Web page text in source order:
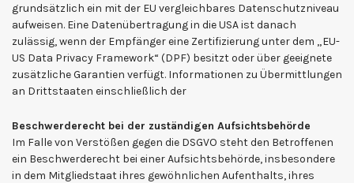
grundsätzlich ein mit der EU vergleichbares Datenschutzniveau
aufweisen. Eine Datenübertragung in die USA ist danach
zulässig, wenn der Empfänger eine Zertifizierung unter dem „EU-
US Data Privacy Framework“ (DPF) besitzt oder über geeignete
zusätzliche Garantien verfügt. Informationen zu Übermittlungen
an Drittstaaten einschließlich der
Beschwerderecht bei der zuständigen Aufsichtsbehörde
Im Falle von Verstößen gegen die DSGVO steht den Betroffenen
ein Beschwerderecht bei einer Aufsichtsbehörde, insbesondere
in dem Mitgliedstaat ihres gewöhnlichen Aufenthalts, ihres